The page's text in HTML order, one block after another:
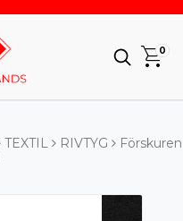
0
TEXTIL RIVTYG
Förskuren